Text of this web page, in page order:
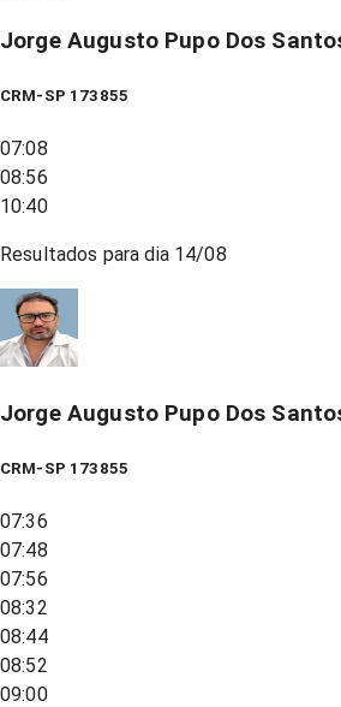
Jorge Augusto Pupo Dos
CRM-SP 173855
07:08
08:56
10:40
Resultados para dia 14/08
Jorge Augusto Pupo Dos
CRM-SP 173855
07:36
07:48
07:56
08:32
08:44
08:52
09:00